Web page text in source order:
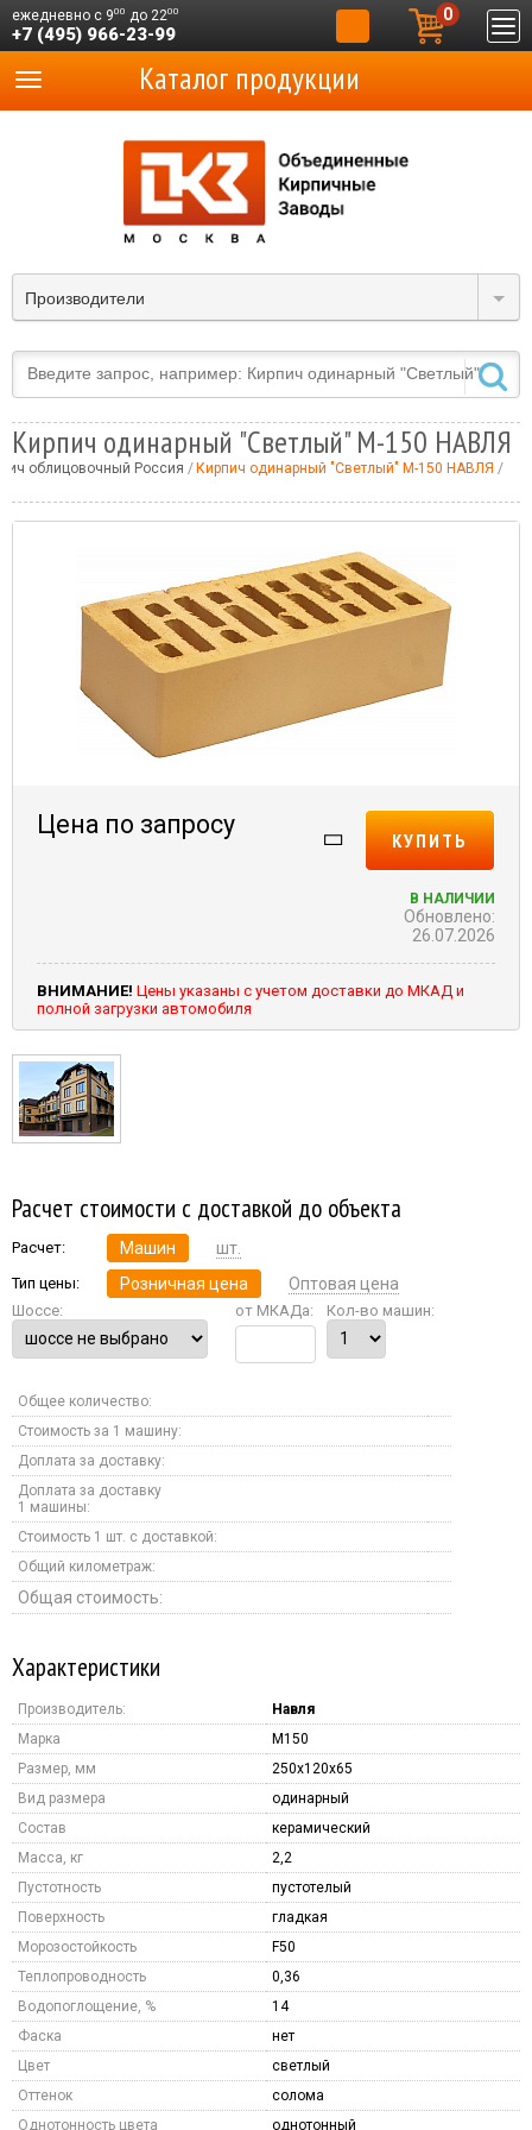
ежедневно с 900 до 2200
+7 (495) 966-23-99
0
Производители
Каталог продукции
Кирпич одинарный "Светлый" М-150 НАВЛЯ
облицовочный Россия Кирпич одинарный "Светлый" М-150 НАВЛЯ
Цена по запросу
КУПИТЬ
В НАЛИЧИИ
Обновлено:
26.07.2026
ВНИМАНИЕ! Цены указаны с учетом доставки до МКАД и
полной загрузки автомобиля
Расчет стоимости с доставкой до объекта
Расчет: Машин шт.
Тип цены: Розничная цена Оптовая цена
Шоссе: от МКАДа: Кол-во машин:
Общее количество:
Стоимость за 1 машину:
Доплата за доставку:
Доплата за доставку
1 машины:
Стоимость 1 шт. с доставкой:
Общий километраж:
Общая стоимость:
Характеристики
Производитель:
Навля
Марка
M150
Размер, мм
250x120x65
Вид размера
одинарный
Состав
керамический
Масса, кг
2,2
Пустотность
пустотелый
Поверхность
гладкая
Морозостойкость
F50
Теплопроводность
0,36
Водопоглощение, %
14
Фаска
нет
Цвет
светлый
Оттенок
солома
Однотонность цвета
однотонный